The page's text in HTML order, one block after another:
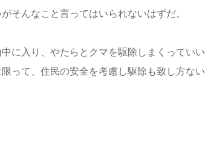
そんなこと言ってはいられないはずだ。
に入り、やたらとクマを駆除しまくってい
って、住民の安全を考慮し駆除も致し方ない